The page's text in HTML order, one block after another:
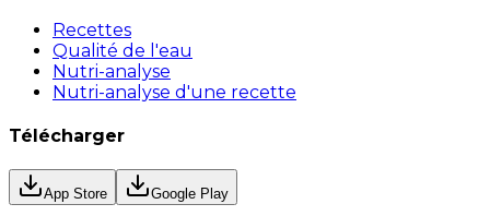
Recettes
Qualité de l'eau
Nutri-analyse
Nutri-analyse d'une recette
Télécharger
App Store Google Play